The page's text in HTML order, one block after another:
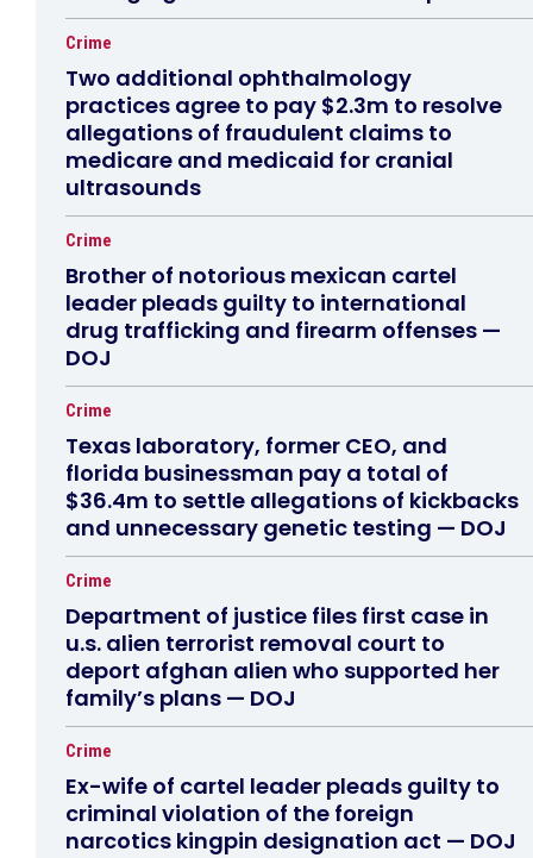
Crime
Two additional ophthalmology
practices agree to pay $2.3m to resolve
allegations of fraudulent claims to
medicare and medicaid for cranial
ultrasounds
Crime
Brother of notorious mexican cartel
leader pleads guilty to international
drug trafficking and firearm offenses —
DOJ
Crime
Texas laboratory, former CEO, and
florida businessman pay a total of
$36.4m to settle allegations of kickbacks
and unnecessary genetic testing — DOJ
Crime
Department of justice files first case in
u.s. alien terrorist removal court to
deport afghan alien who supported her
family’s plans — DOJ
Crime
Ex-wife of cartel leader pleads guilty to
criminal violation of the foreign
narcotics kingpin designation act — DOJ